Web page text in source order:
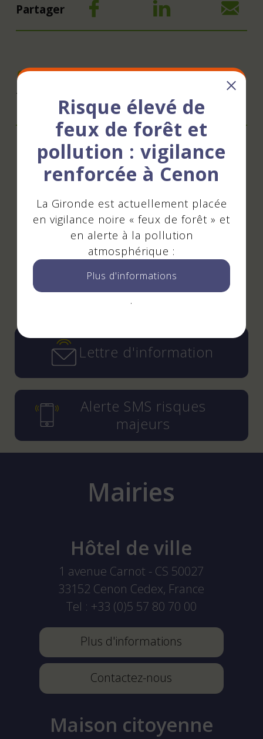
Partager
Accès
Tram E : arrêt Pelletan
Mis à jour le 23 avril 2026
Suivez-nous
!
FacebookYouTube
LinkedIn
Lettre d'information
Alerte SMS risques
majeurs
Mairies
Hôtel de ville
1 avenue Carnot - CS 50027
33152 Cenon Cedex, France
Tel : +33 (0)5 57 80 70 00
Plus d'informations
Contactez-nous
Maison citoyenne
Risque élevé de
feux de forêt et
pollution : vigilance
renforcée à Cenon
La Gironde est actuellement placée
en vigilance noire « feux de forêt » et
en alerte à la pollution
atmosphérique :
Plus d'informations
.